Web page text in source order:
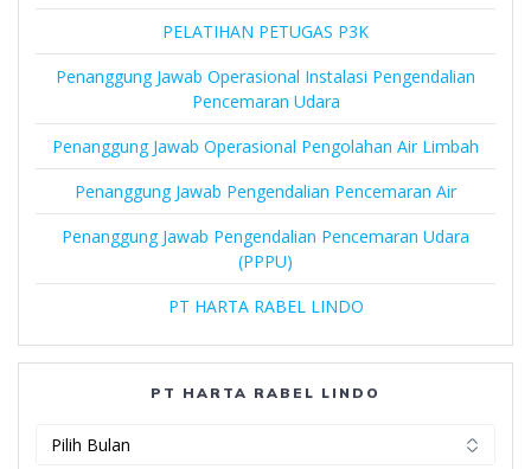
PELATIHAN PETUGAS P3K
Penanggung Jawab Operasional Instalasi Pengendalian
Pencemaran Udara
Penanggung Jawab Operasional Pengolahan Air Limbah
Penanggung Jawab Pengendalian Pencemaran Air
Penanggung Jawab Pengendalian Pencemaran Udara
(PPPU)
PT HARTA RABEL LINDO
PT HARTA RABEL LINDO